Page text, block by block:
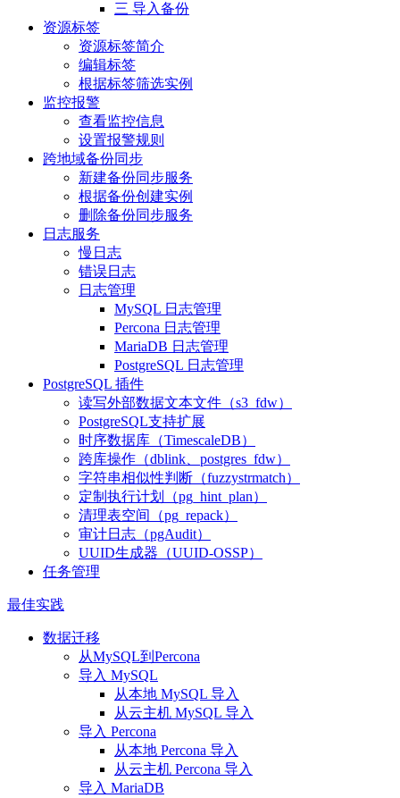
三 导入备份
资源标签
资源标签简介
编辑标签
根据标签筛选实例
监控报警
查看监控信息
设置报警规则
跨地域备份同步
新建备份同步服务
根据备份创建实例
删除备份同步服务
日志服务
慢日志
错误日志
日志管理
MySQL 日志管理
Percona 日志管理
MariaDB 日志管理
PostgreSQL 日志管理
PostgreSQL 插件
读写外部数据文本文件（s3_fdw）
PostgreSQL支持扩展
时序数据库（TimescaleDB）
跨库操作（dblink、postgres_fdw）
字符串相似性判断（fuzzystrmatch）
定制执行计划（pg_hint_plan）
清理表空间（pg_repack）
审计日志（pgAudit）
UUID生成器（UUID-OSSP）
任务管理
最佳实践
数据迁移
从MySQL到Percona
导入 MySQL
从本地 MySQL 导入
从云主机 MySQL 导入
导入 Percona
从本地 Percona 导入
从云主机 Percona 导入
导入 MariaDB